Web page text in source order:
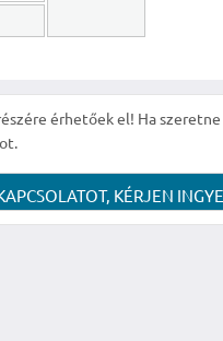
érhetőek el! Ha
KÉRJEN